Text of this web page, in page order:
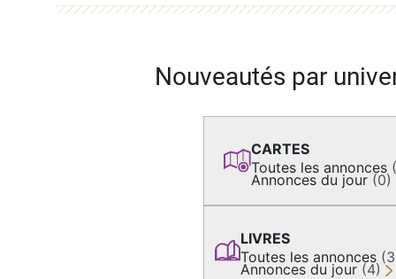
Nouveautés par
CARTES
Toutes les annonces
Annonces du jour (0)
LIVRES
Toutes les annonces
Annonces du jour (4)